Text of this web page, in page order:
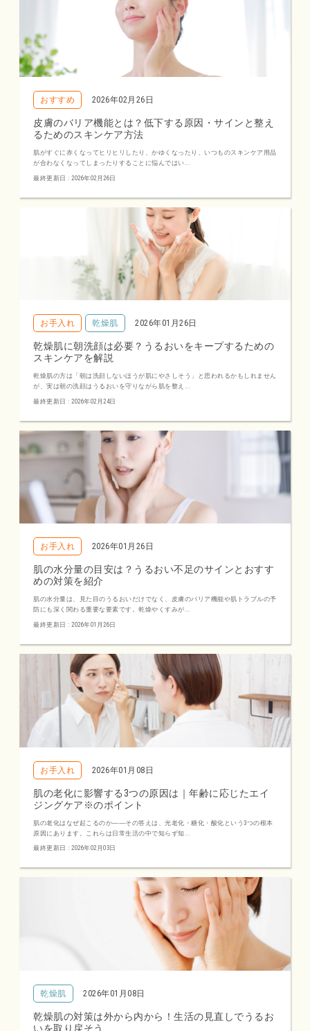
おすすめ 2026年02月26日
皮膚のバリア機能とは？低下する原因・サインと整え
るためのスキンケア方法
肌がすぐに赤くなってヒリヒリしたり、かゆくなったり、いつものスキンケア用品
が合わなくなってしまったりすることに悩んではい...
最終更新日 : 2026年02月26日
お手入れ 乾燥肌 2026年01月26日
乾燥肌に朝洗顔は必要？うるおいをキープするための
スキンケアを解説
乾燥肌の方は「朝は洗顔しないほうが肌にやさしそう」と思われるかもしれません
が、実は朝の洗顔はうるおいを守りながら肌を整え...
最終更新日 : 2026年02月24日
お手入れ 2026年01月26日
肌の水分量の目安は？うるおい不足のサインとおすす
めの対策を紹介
肌の水分量は、見た目のうるおいだけでなく、皮膚のバリア機能や肌トラブルの予
防にも深く関わる重要な要素です。乾燥やくすみが...
最終更新日 : 2026年01月26日
お手入れ 2026年01月08日
肌の老化に影響する3つの原因は｜年齢に応じたエイ
ジングケア※のポイント
肌の老化はなぜ起こるのか――その答えは、光老化・糖化・酸化という3つの根本
原因にあります。これらは日常生活の中で知らず知...
最終更新日 : 2026年02月03日
乾燥肌 2026年01月08日
乾燥肌の対策は外から内から！生活の見直しでうるお
いを取り戻そう